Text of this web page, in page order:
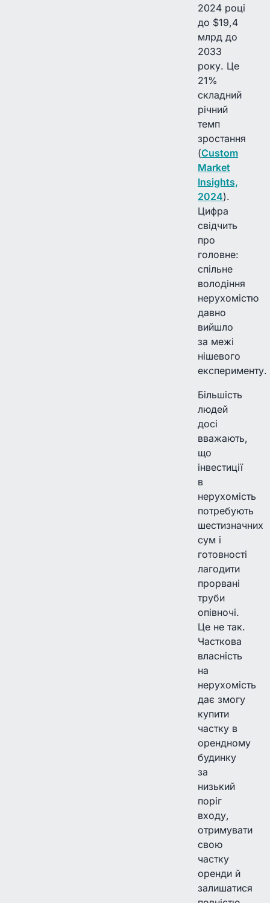
2024 році
до $19,4
млрд до
2033
року. Це
21%
складний
річний
темп
зростання
(Custom
Market
Insights,
2024).
Цифра
свідчить
про
головне:
спільне
володіння
нерухомістю
давно
вийшло
за межі
нішевого
експерименту.
Більшість
людей
досі
вважають,
що
інвестиції
в
нерухомість
потребують
шестизначних
сум і
готовності
лагодити
прорвані
труби
опівночі.
Це не так.
Часткова
власність
на
нерухомість
дає змогу
купити
частку в
орендному
будинку
за
низький
поріг
входу,
отримувати
свою
частку
оренди й
залишатися